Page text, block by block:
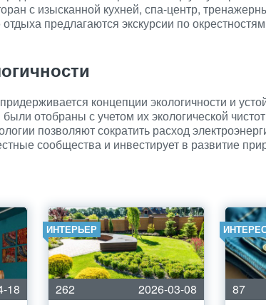
с изысканной кухней, спа-центр,
предлагаются экскурсии по
концепции экологичности и
отобраны с учетом их экологической
позволяют сократить расход
сообщества и инвестирует в развитие
18
ИНТЕРЬЕР
262
2026-03-08
87